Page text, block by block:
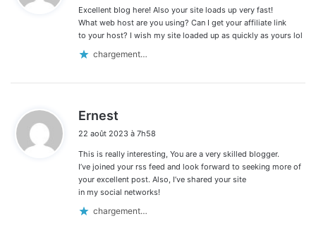
:
Excellent blog here! Also your site loads up very fast!
What web host are you using? Can I get your affiliate link
to your host? I wish my site loaded up as quickly as yours lol
chargement…
Ernest
t
:
22 août 2023 à 7h58
This is really interesting, You are a very skilled blogger.
I’ve joined your rss feed and look forward to seeking more of
your excellent post. Also, I’ve shared your site
in my social networks!
chargement…